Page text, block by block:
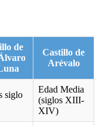
de
Castillo de
Arévalo
siglo
Edad Media
(siglos XIII-
XIV)